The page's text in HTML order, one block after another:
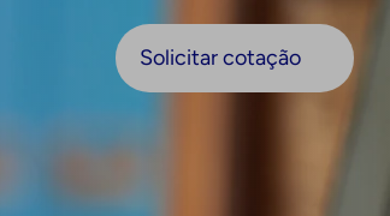
Solicitar cotação